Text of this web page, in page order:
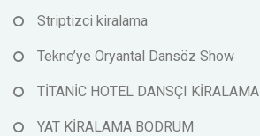
Striptizci kiralama
Tekne’ye Oryantal Dansöz Show
TİTANİC HOTEL DANSÇI KİRALAMA
YAT KİRALAMA BODRUM